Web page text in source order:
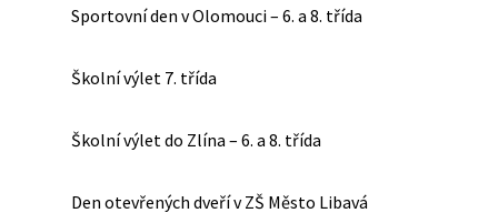
Sportovní den v Olomouci – 6. a 8. třída
Školní výlet 7. třída
Školní výlet do Zlína – 6. a 8. třída
Den otevřených dveří v ZŠ Město Libavá